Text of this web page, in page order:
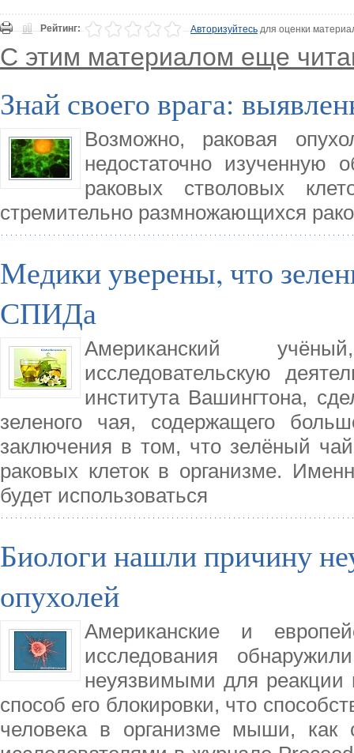
Рейтинг: Авторизуйтесьдля оценки
С этим материалом еще
Знай своего врага:
Возможно, раковая
недостаточно изученную
раковых стволовых
стремительно размножающихся
Медики уверены, что
СПИДа
Американский
исследовательскую
института Вашингтона,
зеленого чая, содержащего
заключения в том, что зелёный
раковых клеток в организме.
будет использоваться
Биологи нашли причину
опухолей
Американские и
исследования
неуязвимыми для реакции
способ его блокировки, что
человека в организме мыши, как